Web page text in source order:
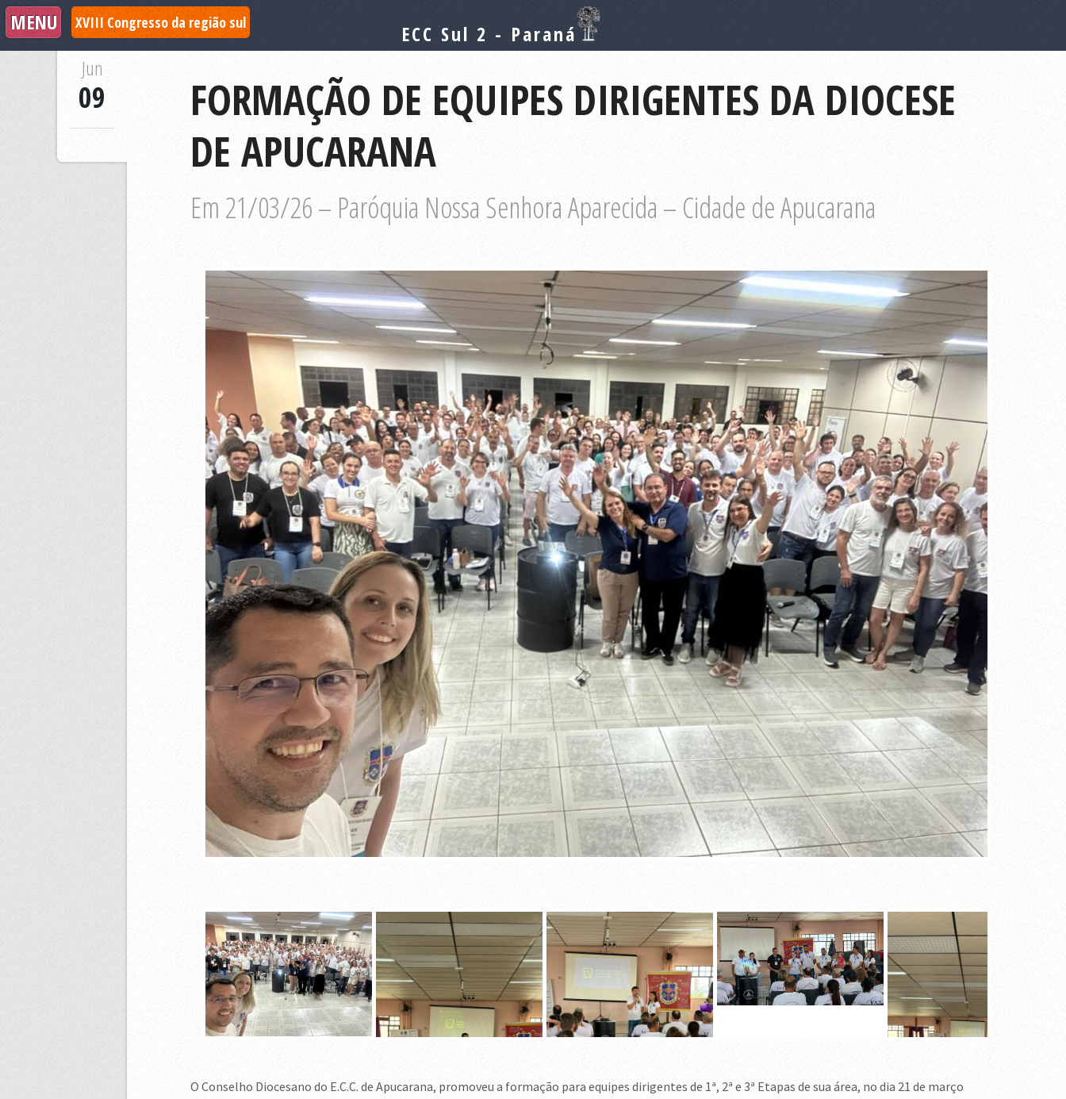
FORMAÇÃO DE EQUIPES DIRIGENTES DA DIOCESE
DE APUCARANA
Em 21/03/26 – Paróquia Nossa Senhora Aparecida – Cidade de Apucarana
Jun
09
O Conselho Diocesano do E.C.C. de Apucarana, promoveu a formação para equipes dirigentes de 1ª, 2ª e 3ª Etapas de sua área, no dia 21 de março
XVIII Congresso da região sul ECC Sul 2 - Paraná